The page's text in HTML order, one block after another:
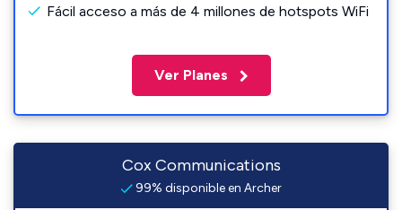
Fácil acceso a más de 4 millones de hotspots WiFi
Ver Planes
Cox Communications
99% disponible en Archer